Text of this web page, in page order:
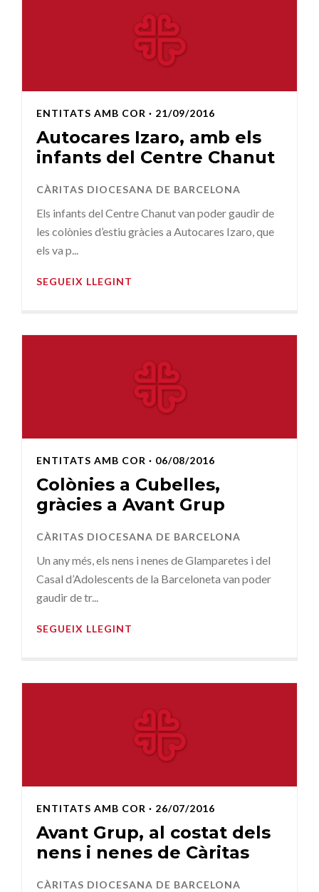
ENTITATS AMB COR · 21/09/2016
Autocares Izaro, amb els
infants del Centre Chanut
CÀRITAS DIOCESANA DE BARCELONA
Els infants del Centre Chanut van poder gaudir de
les colònies d’estiu gràcies a Autocares Izaro, que
els va p...
SEGUEIX LLEGINT
ENTITATS AMB COR · 06/08/2016
Colònies a Cubelles,
gràcies a Avant Grup
CÀRITAS DIOCESANA DE BARCELONA
Un any més, els nens i nenes de Glamparetes i del
Casal d’Adolescents de la Barceloneta van poder
gaudir de tr...
SEGUEIX LLEGINT
ENTITATS AMB COR · 26/07/2016
Avant Grup, al costat dels
nens i nenes de Càritas
CÀRITAS DIOCESANA DE BARCELONA